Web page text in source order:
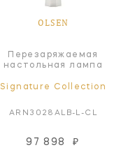
OLSEN
Перезаряжаемая
настольная лампа
Signature Collection
ARN3028ALB-L-CL
97 898 ₽